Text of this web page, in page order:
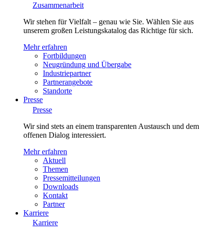
Zusammenarbeit
Wir stehen für Vielfalt – genau wie Sie. Wählen Sie aus
unserem großen Leistungskatalog das Richtige für sich.
Mehr erfahren
Fortbildungen
Neugründung und Übergabe
Industriepartner
Partnerangebote
Standorte
Presse
Presse
Wir sind stets an einem transparenten Austausch und dem
offenen Dialog interessiert.
Mehr erfahren
Aktuell
Themen
Pressemitteilungen
Downloads
Kontakt
Partner
Karriere
Karriere